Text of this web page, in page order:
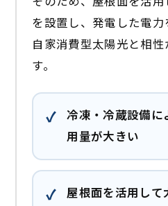
を設置し、発電した電
自家消費型太陽光と相
す。
冷凍・冷蔵設備に
用量が大きい
屋根面を活用して